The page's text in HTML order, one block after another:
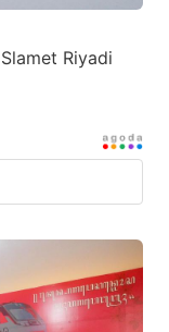
Riyadi